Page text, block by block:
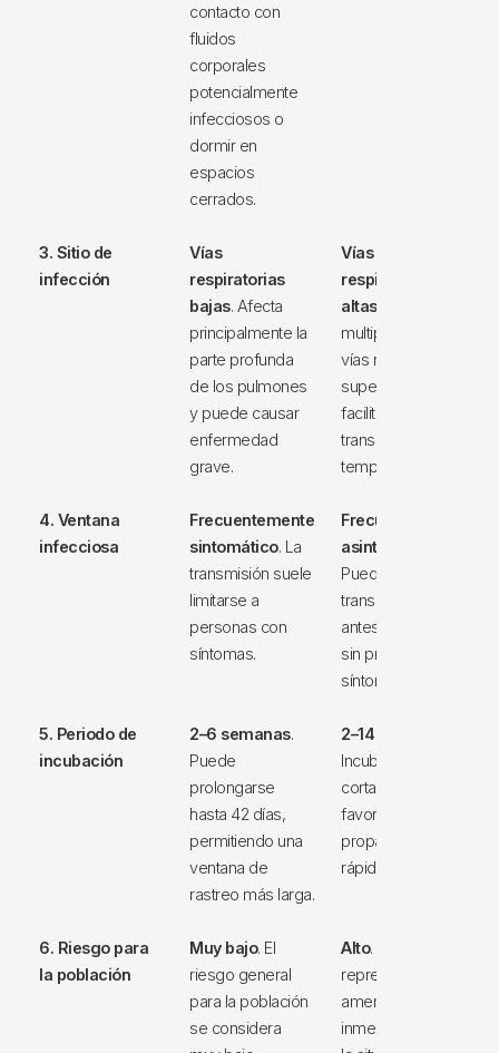
contacto con
fluidos
corporales
potencialmente
infecciosos o
dormir en
espacios
cerrados.
3. Sitio de
infección
Vías
respiratorias
bajas. Afecta
principalmente la
parte profunda
de los pulmones
y puede causar
enfermedad
grave.
Vías
respiratorias
altas
multiplica en las
vías respiratorias
superiores,
facilitando una
transmisión
temprana.
4. Ventana
infecciosa
Frecuentemente
sintomático. La
transmisión suele
limitarse a
personas con
síntomas.
Frecuentemente
asintomático
Puede
transmitirse
antes, durante o
sin presentar
síntomas.
5. Periodo de
incubación
2–6 semanas.
Puede
prolongarse
hasta 42 días,
permitiendo una
ventana de
rastreo más larga.
2–14 días
Incubación más
corta que
favorece una
propagación
rápida.
6. Riesgo para
la población
Muy bajo. El
riesgo general
para la población
se considera
Alto. Puede
representar una
amenaza
inmediata según